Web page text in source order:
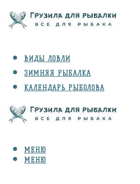
ВИДЫ ЛОВЛИ
ЗИМНЯЯ РЫБАЛКА
КАЛЕНДАРЬ РЫБОЛОВА
СНАРЯЖЕНИЕ
МЕНЮ
МЕНЮ